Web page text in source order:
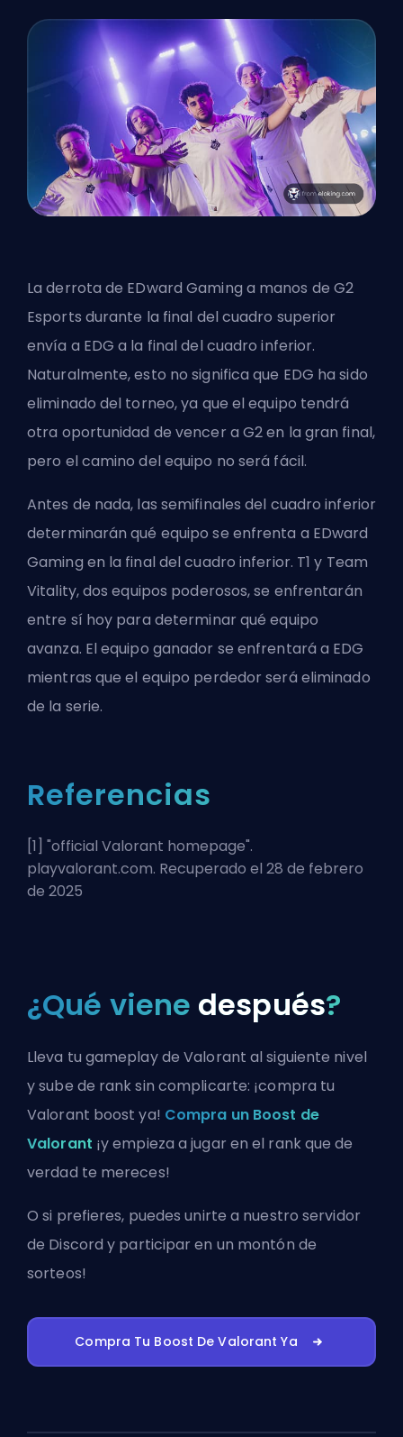
La derrota de EDward Gaming a manos de G2
Esports durante la final del cuadro superior
envía a EDG a la final del cuadro inferior.
Naturalmente, esto no significa que EDG ha sido
eliminado del torneo, ya que el equipo tendrá
otra oportunidad de vencer a G2 en la gran final,
pero el camino del equipo no será fácil.
Antes de nada, las semifinales del cuadro inferior
determinarán qué equipo se enfrenta a EDward
Gaming en la final del cuadro inferior. T1 y Team
Vitality, dos equipos poderosos, se enfrentarán
entre sí hoy para determinar qué equipo
avanza. El equipo ganador se enfrentará a EDG
mientras que el equipo perdedor será eliminado
de la serie.
Referencias
[1] "official Valorant homepage".
playvalorant.com. Recuperado el 28 de febrero
de 2025
¿Qué viene después?
Lleva tu gameplay de Valorant al siguiente nivel
y sube de rank sin complicarte: ¡compra tu
Valorant boost ya! Compra un Boost de
Valorant ¡y empieza a jugar en el rank que de
verdad te mereces!
O si prefieres, puedesunirte a nuestro servidor
de Discord y participar en un montón de
sorteos!
Compra Tu Boost De Valorant Ya